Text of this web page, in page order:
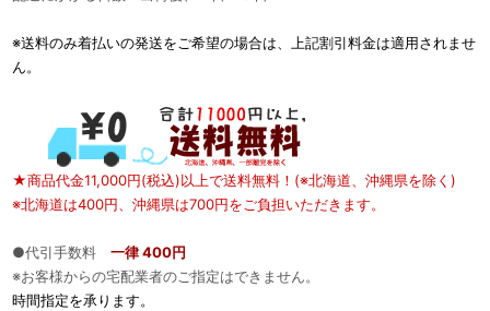
※送料のみ着払いの発送をご希望の場合は、上記割引料金は適用されませ
ん。
★商品代金11,000円(税込)以上で送料無料！(※北海道、沖縄県を除く)
※北海道は400円、沖縄県は700円をご負担いただきます。
●代引手数料 一律 400円
※お客様からの宅配業者のご指定はできません。
時間指定を承ります。